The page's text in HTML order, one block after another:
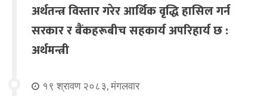
अर्थतन्त्र विस्तार गरेर आर्थिक वृद्धि हासिल गर्न
सरकार र बैंकहरूबीच सहकार्य अपरिहार्य छ :
अर्थमन्त्री
१९ श्रावण २०८३, मंगलवार